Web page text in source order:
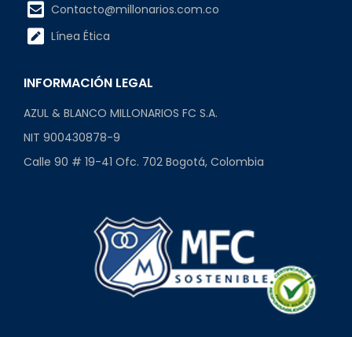
Contacto@millonarios.com.co
Línea Ética
INFORMACIÓN LEGAL
AZUL & BLANCO MILLONARIOS FC S.A.
NIT 900430878-9
Calle 90 # 19-41 Ofc. 702 Bogotá, Colombia